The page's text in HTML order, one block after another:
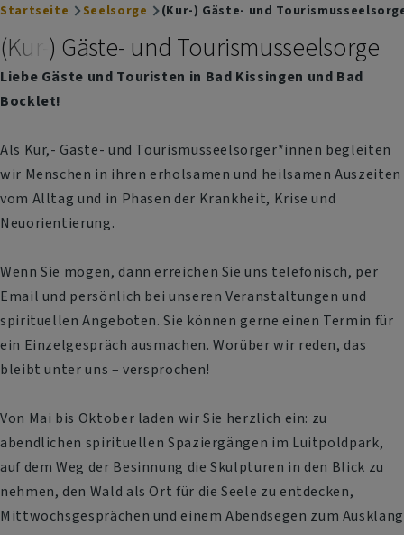
Breadcrumb
Startseite Seelsorge (Kur-) Gäste- und
(Kur-) Gäste- und Tourismusseelsorge
Liebe Gäste und Touristen in Bad Kissingen und Bad
Bocklet!
Als Kur,- Gäste- und Tourismusseelsorger*innen begleiten
wir Menschen in ihren erholsamen und heilsamen Auszeiten
vom Alltag und in Phasen der Krankheit, Krise und
Neuorientierung.
Wenn Sie mögen, dann erreichen Sie uns telefonisch, per
Email und persönlich bei unseren Veranstaltungen und
spirituellen Angeboten. Sie können gerne einen Termin für
ein Einzelgespräch ausmachen. Worüber wir reden, das
bleibt unter uns – versprochen!
Von Mai bis Oktober laden wir Sie herzlich ein: zu
abendlichen spirituellen Spaziergängen im Luitpoldpark,
auf dem Weg der Besinnung die Skulpturen in den Blick zu
nehmen, den Wald als Ort für die Seele zu entdecken,
Mittwochsgesprächen und einem Abendsegen zum Ausklang